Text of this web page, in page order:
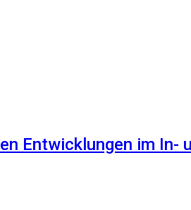
Entwicklungen im In-